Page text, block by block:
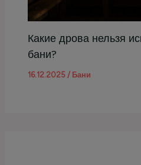
Какие дрова нельзя
бани?
16.12.2025 / Бани